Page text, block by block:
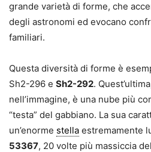
grande varietà di forme, che
degli astronomi ed evocano
familiari.
Questa diversità di forme è
Sh2-296 e Sh2-292.
nell’immagine, è una nube più
“testa” del gabbiano. La sua
un’enorme stella estremamente
53367, 20 volte più massiccia del